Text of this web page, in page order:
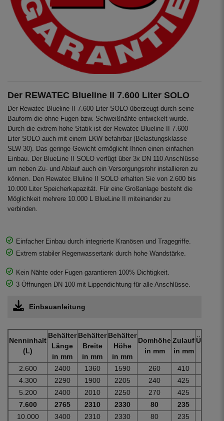
Der REWATEC Blueline II 7.600 Liter SOLO
Der Rewatec Blueline II 7.600 Liter SOLO überzeugt durch seine
Bauform die ohne Fugen bzw. Schweißnähte entwickelt wurde.
Durch die extrem hohe Statik ist der Rewatec Blueline II 7.600
Liter SOLO auch mit einem LKW befahrbar (Belastungsklasse
SLW 30). Das geringe Gewicht ermöglicht Ihnen einen einfachen
Einbau. Der BlueLine II SOLO verfügt über 3x DN 110 Anschlüsse
um neben Zu- und Ablauf auch ein Versorgungsrohr installieren zu
können. Den Rewatec Bluline II SOLO erhalten Sie von 2.600 bis
10.000 Liter Speicherkapazität. Für eine Großanlage besteht die
Möglichkeit mehrere 10.000 L BlueLine II miteinander zu
verbinden.
Einfacher Einbau durch integrierte Kranösen und Tragegriffe.
Extrem stabiler Regenwassertank durch hohe Wandstärke.
Kein Nähte oder Fugen garantieren 100% Dichtigkeit.
3 Öffnungen DN 100 mit Lippendichtung für alle Anschlüsse.
Einbauanleitung
Nenninhalt
(L)
Behälter
Länge
in mm
Behälter
Breite
in mm
Behälter
Höhe
in mm
Domhöhe
in mm
Zulauf
in mm
2.600 2400 1360 1590 260 410
4.300
2290 1900 2205 240 425
5.200
2400 2010 2250 270 425
7.600
2765 2310 2330 80 235
10.000
3400 2310 2330 80 235